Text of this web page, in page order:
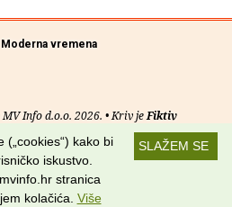
Moderna vremena
Info d.o.o. 2026. • Kriv jeFiktiv
Uvjeti korištenja RSS kanali
Potraži nas na:
SLAŽEM SE
(„cookies“) kako bi
iskustvo.
stranica
kolačića. Više